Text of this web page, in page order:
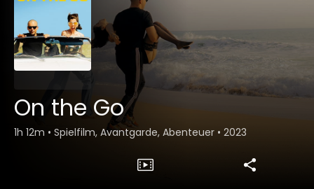
On the Go
1h 12m • Spielfilm, Avantgarde, Abenteuer • 2023